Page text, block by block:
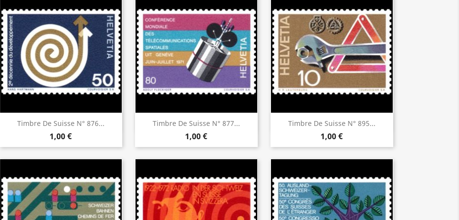
Timbre De Suisse N° 876...
1,00 €
Aperçu rapide Timbre De Suisse N° 877...
1,00 €
Aperçu rapide Timbre De Suisse N° 895...
1,00 €
Aperçu rapide